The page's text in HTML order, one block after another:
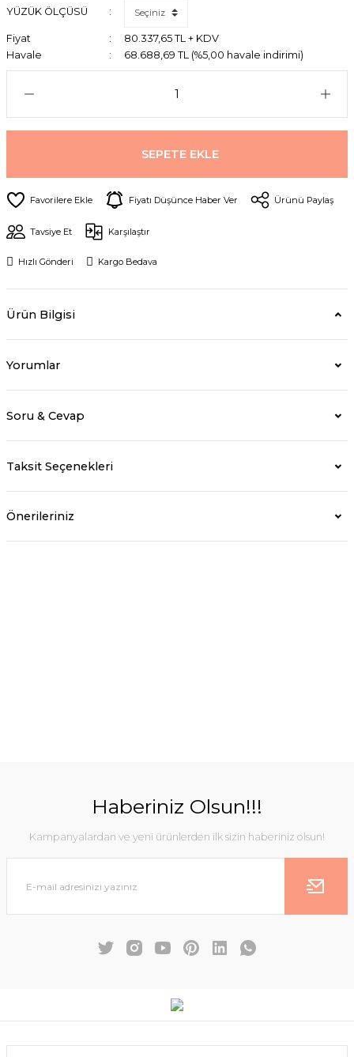
YÜZÜK ÖLÇÜSÜ
Fiyat
80.337,65 TL + KDV
Havale
68.688,69 TL (%5,00 havale indirimi)
SEPETE EKLE
Fiyatı Düşünce Haber Ver Ürünü Paylaş
Tavsiye Et Karşılaştır
Hızlı Gönderi Kargo Bedava
Ürün Bilgisi
Yorumlar
Soru & Cevap
Taksit Seçenekleri
Önerileriniz
Haberiniz Olsun!!!
Kampanyalardan ve yeni ürünlerden ilk sizin haberiniz olsun!